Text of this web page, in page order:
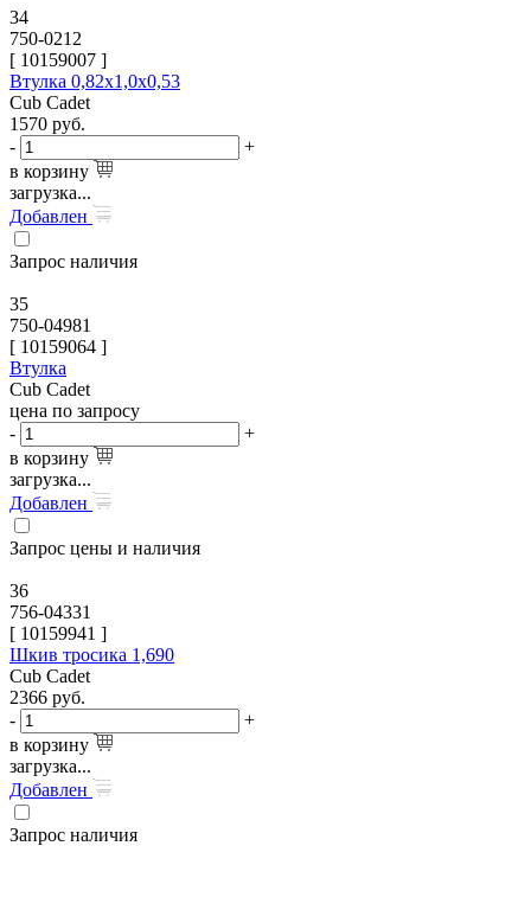
34
750-0212
[ 10159007 ]
Втулка 0,82х1,0х0,53
Cub Cadet
1570 руб.
-
+
в корзину
загрузка...
Добавлен
Запрос наличия
35
750-04981
[ 10159064 ]
Втулка
Cub Cadet
цена по запросу
-
+
в корзину
загрузка...
Добавлен
Запрос цены и наличия
36
756-04331
[ 10159941 ]
Шкив тросика 1,690
Cub Cadet
2366 руб.
-
+
в корзину
загрузка...
Добавлен
Запрос наличия